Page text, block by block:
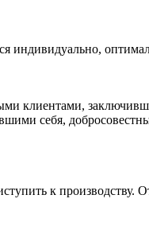
индивидуально,
клиентами,
себя,
к производству.